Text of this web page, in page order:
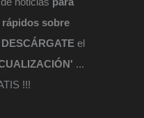
sobre
DESCÁRGATEel
...
!!!